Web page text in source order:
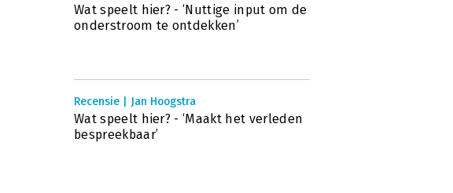
Wat speelt hier? - ‘Nuttige input om de
onderstroom te ontdekken’
Recensie | Jan Hoogstra
Wat speelt hier? - ‘Maakt het verleden
bespreekbaar’